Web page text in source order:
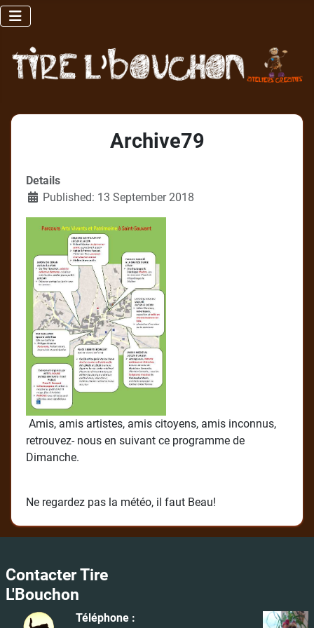
Archive79
Details
Published: 13 September 2018
Amis, amis artistes, amis citoyens, amis inconnus,
retrouvez- nous en suivant ce programme de
Dimanche.
Ne regardez pas la météo, il faut Beau!
Contacter Tire
L'Bouchon
Téléphone :